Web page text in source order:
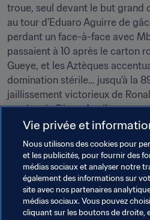
troue, seul devant le but grand
au tour d’Eduaro Aguirre de
perdant un face-à-face avec
passaient à 10 après le carton
Gueye, et les Aztèques
domination stérile… jusqu’à la
jaillissement victorieux de
service de Diego Aguilar.
Le saviez-vous ? Probable
Diawara, ancien pilier de la
Souleye Sarr portait des gants,
face au Mexique, malgré les 25
qu’affichait le thermomètre.
Vie privée et
Nous utilisons des cookies pour
et les publicités, pour fournir des
médias sociaux et analyser notre
également des informations sur
site avec nos partenaires
médias sociaux. Vous pouvez
cliquant sur les boutons de droite,